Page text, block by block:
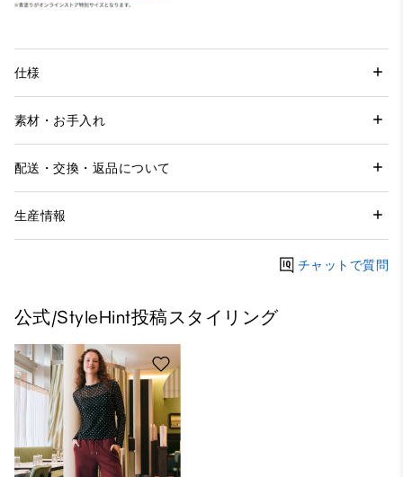
仕様
素材・お手入れ
配送・交換・返品について
生産情報
チャットで質問
公式/StyleHint投稿スタイリング